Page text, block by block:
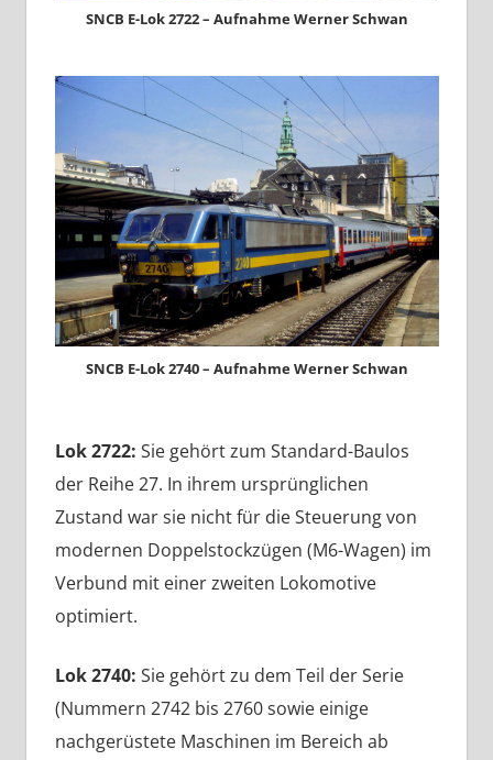
SNCB E-Lok 2722 – Aufnahme Werner Schwan
SNCB E-Lok 2740 – Aufnahme Werner Schwan
Lok 2722: Sie gehört zum Standard-Baulos
der Reihe 27. In ihrem ursprünglichen
Zustand war sie nicht für die Steuerung von
modernen Doppelstockzügen (M6-Wagen) im
Verbund mit einer zweiten Lokomotive
optimiert.
Lok 2740: Sie gehört zu dem Teil der Serie
(Nummern 2742 bis 2760 sowie einige
nachgerüstete Maschinen im Bereich ab